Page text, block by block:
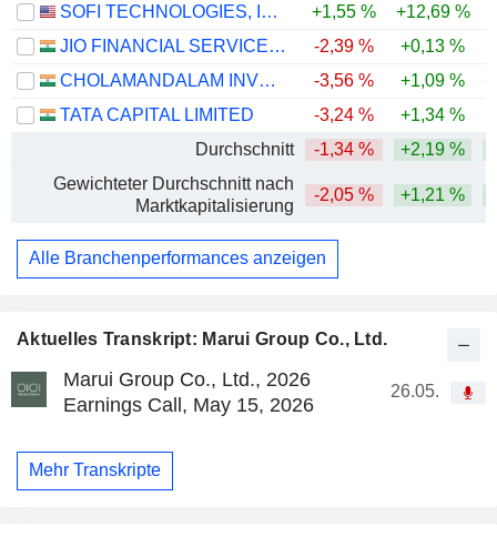
Aktuelles Transkript: Marui Group Co., Ltd.
Marui Group Co., Ltd., 2026
Earnings Call, May 15, 2026
26.05.
Mehr Transkripte
SOFI TECHNOLOGIES, INC.
+1,55 % +12,69 %
JIO FINANCIAL SERVICES LIMITED
-2,39 % +0,13 %
CHOLAMANDALAM INVESTMENT AND FINANCE COMPANY LIMITED
-3,56 % +1,09 %
TATA CAPITAL LIMITED
-3,24 %
+1,34 %
Durchschnitt
-1,34 % +2,19 %
Gewichteter Durchschnitt nach
Marktkapitalisierung
-2,05 % +1,21 %
Alle Branchenperformances anzeigen